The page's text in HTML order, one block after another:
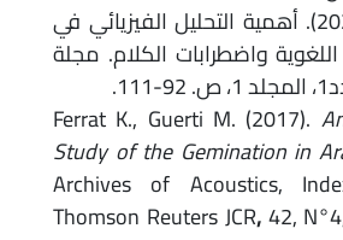
فرات كمال (2020). أهمية التحليل الفيزيائي في
واضطرابات الكلام. مجلة
Ferrat K., Guerti M. (2017).
Study of the Gemination in
Archives of Acoustics,
Thomson Reuters JCR,42,